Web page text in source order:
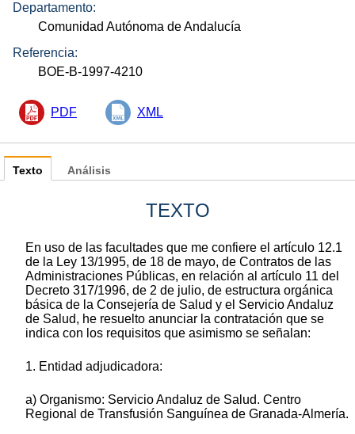
Departamento:
Comunidad Autónoma de Andalucía
Referencia:
BOE-B-1997-4210
PDF XML
Texto
TEXTO
En uso de las facultades que me confiere el artículo 12.1
de la Ley 13/1995, de 18 de mayo, de Contratos de las
Administraciones Públicas, en relación al artículo 11 del
Decreto 317/1996, de 2 de julio, de estructura orgánica
básica de la Consejería de Salud y el Servicio Andaluz
de Salud, he resuelto anunciar la contratación que se
indica con los requisitos que asimismo se señalan:
1. Entidad adjudicadora:
a) Organismo: Servicio Andaluz de Salud. Centro
Regional de Transfusión Sanguínea de Granada-Almería.
Análisis